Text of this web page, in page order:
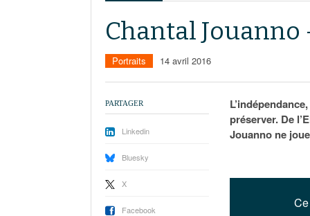
Institutions
Chantal
Portraits 14 avril 2016
préserver. De
Jouanno ne
PARTAGER
Linkedin
Bluesky
X
Facebook